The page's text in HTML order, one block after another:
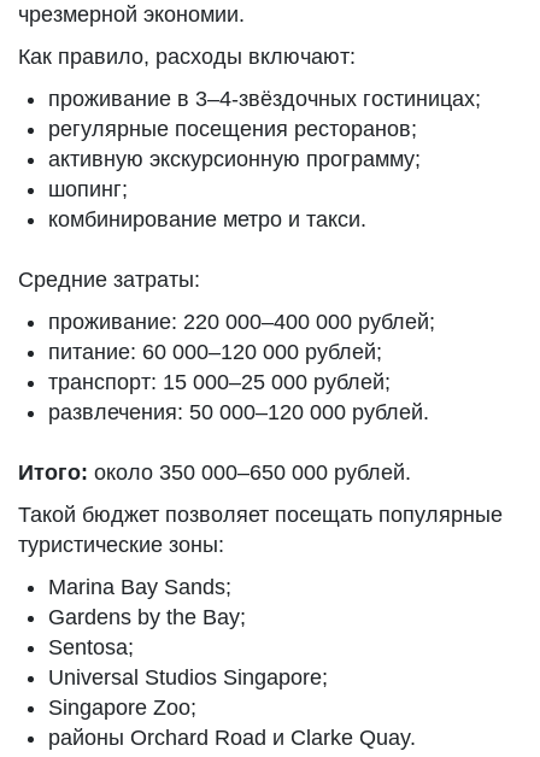
чрезмерной экономии.
Как правило, расходы включают:
проживание в 3–4-звёздочных гостиницах;
регулярные посещения ресторанов;
активную экскурсионную программу;
шопинг;
комбинирование метро и такси.
Средние затраты:
проживание: 220 000–400 000 рублей;
питание: 60 000–120 000 рублей;
транспорт: 15 000–25 000 рублей;
развлечения: 50 000–120 000 рублей.
Итого: около 350 000–650 000 рублей.
Такой бюджет позволяет посещать популярные
туристические зоны:
Marina Bay Sands;
Gardens by the Bay;
Sentosa;
Universal Studios Singapore;
Singapore Zoo;
районы Orchard Road и Clarke Quay.